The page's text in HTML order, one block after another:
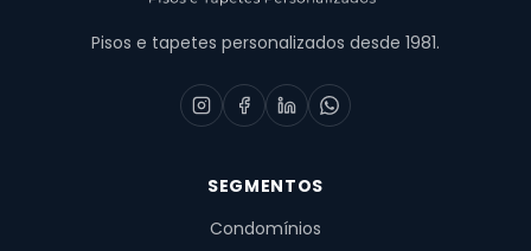
Pisos e tapetes personalizados desde 1981.
SEGMENTOS
Condomínios